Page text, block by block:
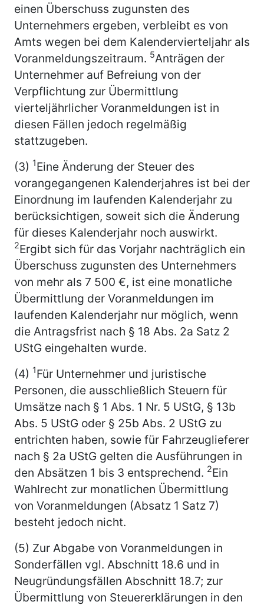
einen Überschuss zugunsten des
Unternehmers ergeben, verbleibt es von
Amts wegen bei dem Kalendervierteljahr als
Voranmeldungszeitraum. 5Anträgen der
Unternehmer auf Befreiung von der
Verpflichtung zur Übermittlung
vierteljährlicher Voranmeldungen ist in
diesen Fällen jedoch regelmäßig
stattzugeben.
(3) 1Eine Änderung der Steuer des
vorangegangenen Kalenderjahres ist bei der
Einordnung im laufenden Kalenderjahr zu
berücksichtigen, soweit sich die Änderung
für dieses Kalenderjahr noch auswirkt.
2Ergibt sich für das Vorjahr nachträglich ein
Überschuss zugunsten des Unternehmers
von mehr als 7 500 €, ist eine monatliche
Übermittlung der Voranmeldungen im
laufenden Kalenderjahr nur möglich, wenn
die Antragsfrist nach § 18 Abs. 2a Satz 2
UStG eingehalten wurde.
(4) 1Für Unternehmer und juristische
Personen, die ausschließlich Steuern für
Umsätze nach § 1 Abs. 1 Nr. 5 UStG, § 13b
Abs. 5 UStG oder § 25b Abs. 2 UStG zu
entrichten haben, sowie für Fahrzeuglieferer
nach § 2a UStG gelten die Ausführungen in
den Absätzen 1 bis 3 entsprechend. 2Ein
Wahlrecht zur monatlichen Übermittlung
von Voranmeldungen (Absatz 1 Satz 7)
besteht jedoch nicht.
(5) Zur Abgabe von Voranmeldungen in
Sonderfällen vgl. Abschnitt 18.6 und in
Neugründungsfällen Abschnitt 18.7; zur
Übermittlung von Steuererklärungen in den